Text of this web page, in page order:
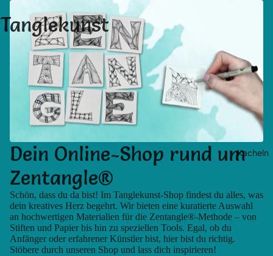
Tanglekunst
Kacheln
Dein Online-Shop rund um
Zentangle®
Schön, dass du da bist! Im Tanglekunst-Shop findest du alles, was
dein kreatives Herz begehrt. Wir bieten eine kuratierte Auswahl
an hochwertigen Materialien für die Zentangle®-Methode – von
Stiften und Papier bis hin zu speziellen Tools. Egal, ob du
Anfänger oder erfahrener Künstler bist, hier bist du richtig.
Stöbere durch unseren Shop und lass dich inspirieren!